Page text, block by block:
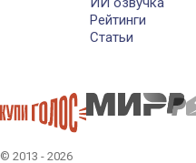
Рейтинги
Статьи
© 2013 - 2026